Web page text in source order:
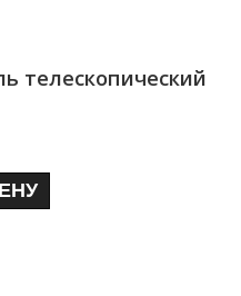
телескопический